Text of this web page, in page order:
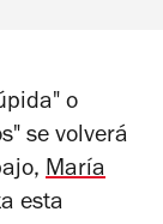
o
se volverá
María
esta